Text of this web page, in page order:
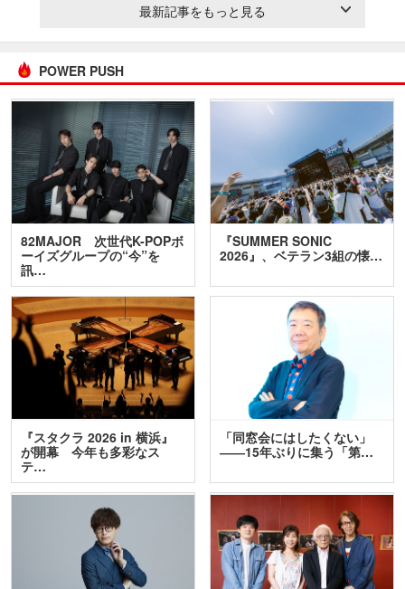
最新記事をもっと見る
POWER PUSH
82MAJOR 次世代K-POPボ
ーイズグループの“今”を
訊…
『SUMMER SONIC
2026』、ベテラン3組の懐…
『スタクラ 2026 in 横浜』
が開幕 今年も多彩なス
テ…
「同窓会にはしたくない」
――15年ぶりに集う「第…